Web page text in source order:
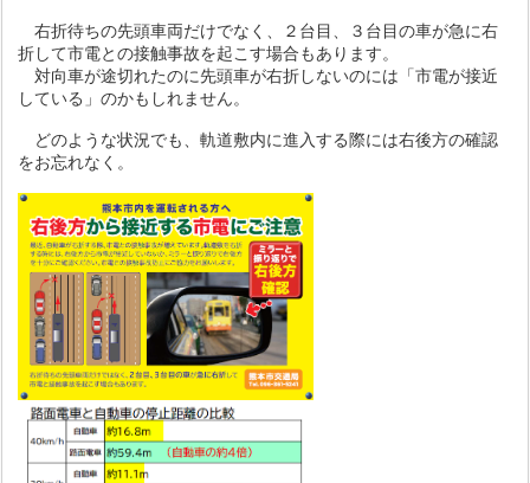
右折待ちの先頭車両だけでなく、２台目、３台目の車が急に右
折して市電との接触事故を起こす場合もあります。
対向車が途切れたのに先頭車が右折しないのには「市電が接近
している」のかもしれません。
どのような状況でも、軌道敷内に進入する際には右後方の確認
をお忘れなく。